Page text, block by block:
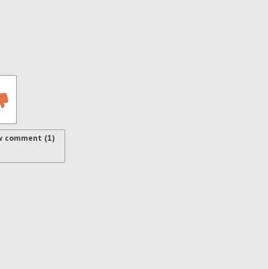
comment (1)